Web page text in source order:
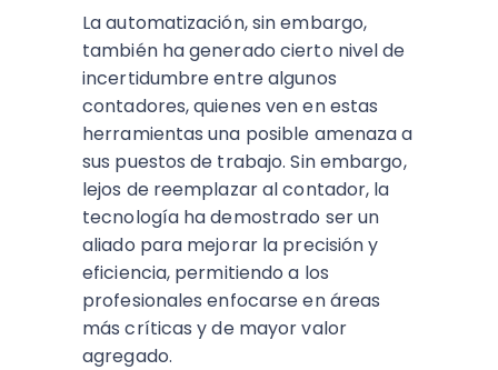
La automatización, sin embargo,
también ha generado cierto nivel de
incertidumbre entre algunos
contadores, quienes ven en estas
herramientas una posible amenaza a
sus puestos de trabajo. Sin embargo,
lejos de reemplazar al contador, la
tecnología ha demostrado ser un
aliado para mejorar la precisión y
eficiencia, permitiendo a los
profesionales enfocarse en áreas
más críticas y de mayor valor
agregado.